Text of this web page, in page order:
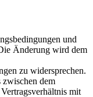
und
Änderung wird dem
zu widersprechen.
zwischen dem
mit